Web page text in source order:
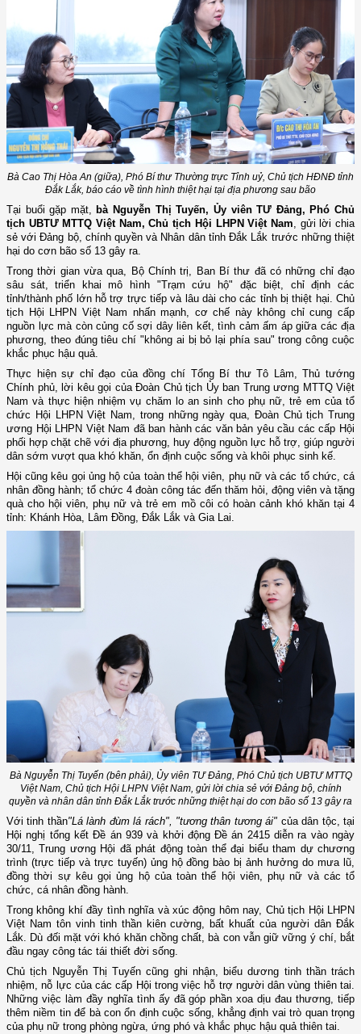
Bà Cao Thị Hòa An (giữa), Phó Bí thư Thường trực Tỉnh uỷ, Chủ tịch HĐNĐ tỉnh
Đắk Lắk, báo cáo về tình hình thiệt hại tại địa phương sau bão
Tại buổi gặp mặt,
bà Nguyễn Thị Tuyến, Ủy viên TƯ Đảng, Phó Chủ
tịch UBTƯ MTTQ Việt Nam, Chủ tịch Hội LHPN Việt Nam , gửi lời chia
sẻ với Đảng bộ, chính quyền và Nhân dân tỉnh Đắk Lắk trước những thiệt
hại do cơn bão số 13 gây ra.
Trong thời gian vừa qua, Bộ Chính trị, Ban Bí thư đã có những chỉ đạo
sâu sát, triển khai mô hình "Trạm cứu hộ" đặc biệt, chỉ định các
tỉnh/thành phố lớn hỗ trợ trực tiếp và lâu dài cho các tỉnh bị thiệt hại. Chủ
tịch Hội LHPN Việt Nam nhấn mạnh, cơ chế này không chỉ cung cấp
nguồn lực mà còn củng cố sợi dây liên kết, tình cảm ấm áp giữa các địa
phương, theo đúng tiêu chí "không ai bị bỏ lại phía sau" trong công cuộc
khắc phục hậu quả.
Thực hiện sự chỉ đạo của đồng chí Tổng Bí thư Tô Lâm, Thủ tướng
Chính phủ, lời kêu gọi của Đoàn Chủ tịch Ủy ban Trung ương MTTQ Việt
Nam và thực hiện nhiệm vụ chăm lo an sinh cho phụ nữ, trẻ em của tổ
chức Hội LHPN Việt Nam, trong những ngày qua, Đoàn Chủ tịch Trung
ương Hội LHPN Việt Nam đã ban hành các văn bản yêu cầu các cấp Hội
phối hợp chặt chẽ với địa phương, huy động nguồn lực hỗ trợ, giúp người
dân sớm vượt qua khó khăn, ổn định cuộc sống và khôi phục sinh kế.
Hội cũng kêu gọi ủng hộ của toàn thể hội viên, phụ nữ và các tổ chức, cá
nhân đồng hành; tổ chức 4 đoàn công tác đến thăm hỏi, động viên và tặng
quà cho hội viên, phụ nữ và trẻ em mồ côi có hoàn cảnh khó khăn tại 4
tỉnh: Khánh Hòa, Lâm Đồng, Đắk Lắk và Gia Lai.
Bà Nguyễn Thị Tuyến (bên phải), Ủy viên TƯ Đảng, Phó Chủ tịch UBTƯ MTTQ
Việt Nam, Chủ tịch Hội LHPN Việt Nam, gửi lời chia sẻ với Đảng bộ, chính
quyền và nhân dân tỉnh Đắk Lắk trước những thiệt hại do cơn bão số 13 gây ra
Với tinh thần"Lá lành đùm lá rách", "tương thân tương ái" của dân tộc, tại
Hội nghị tổng kết Đề án 939 và khởi động Đề án 2415 diễn ra vào ngày
30/11, Trung ương Hội đã phát động toàn thể đại biểu tham dự chương
trình (trực tiếp và trực tuyến) ủng hộ đồng bào bị ảnh hưởng do mưa lũ,
đồng thời sự kêu gọi ủng hộ của toàn thể hội viên, phụ nữ và các tổ
chức, cá nhân đồng hành.
Trong không khí đầy tình nghĩa và xúc động hôm nay, Chủ tịch Hội LHPN
Việt Nam tôn vinh tinh thần kiên cường, bất khuất của người dân Đắk
Lắk. Dù đối mặt với khó khăn chồng chất, bà con vẫn giữ vững ý chí, bắt
đầu ngay công tác tái thiết đời sống.
Chủ tịch Nguyễn Thị Tuyến cũng ghi nhận, biểu dương tinh thần trách
nhiệm, nỗ lực của các cấp Hội trong việc hỗ trợ người dân vùng thiên tai.
Những việc làm đầy nghĩa tình ấy đã góp phần xoa dịu đau thương, tiếp
thêm niềm tin để bà con ổn định cuộc sống, khẳng định vai trò quan trọng
của phụ nữ trong phòng ngừa, ứng phó và khắc phục hậu quả thiên tai.